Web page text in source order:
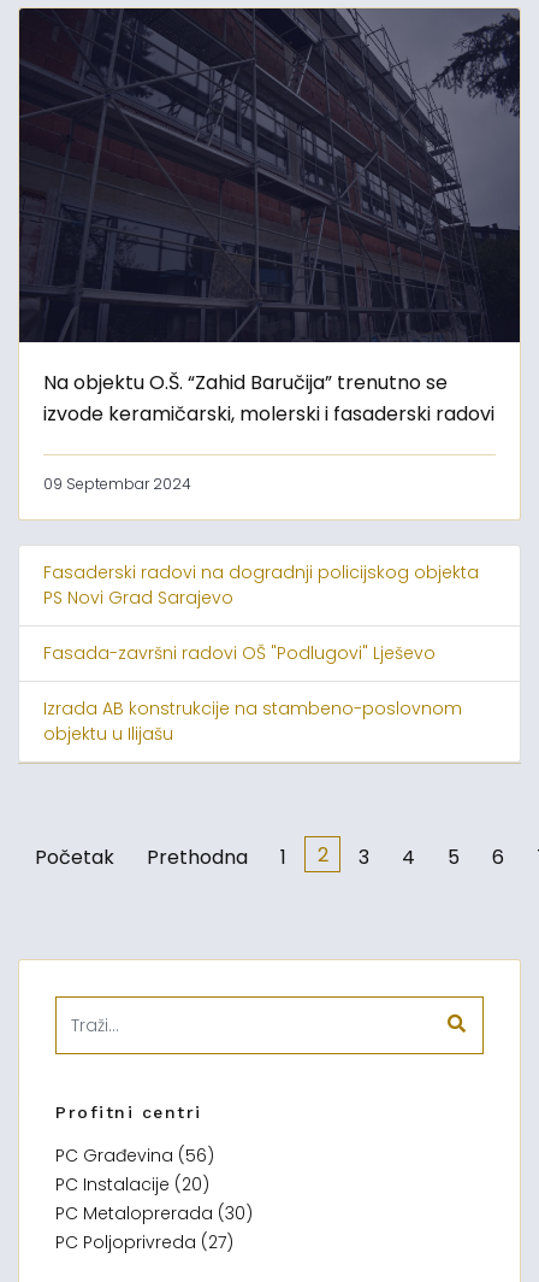
Na objektu O.Š. “Zahid Baručija” trenutno se
izvode keramičarski, molerski i fasaderski radovi
09 Septembar 2024
Fasaderski radovi na dogradnji policijskog objekta
PS Novi Grad Sarajevo
Fasada-završni radovi OŠ "Podlugovi" Lješevo
Izrada AB konstrukcije na stambeno-poslovnom
objektu u Ilijašu
Početak Prethodna 1 2 3 4 5 6
Profitni centri
PC Građevina (56)
PC Instalacije (20)
PC Metaloprerada (30)
PC Poljoprivreda (27)